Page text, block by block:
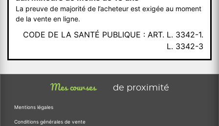
La preuve de majorité de l’acheteur est exigée au moment
de la vente en ligne.
CODE DE LA SANTÉ PUBLIQUE : ART. L. 3342-1.
L. 3342-3
Mes courses de proximité
Mentions légales
Conditions générales de vente